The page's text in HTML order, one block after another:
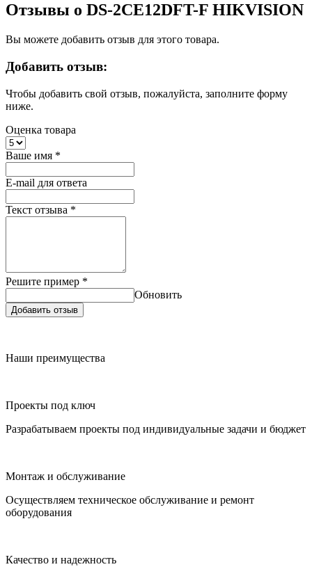
Отзывы о DS-2CE12DFT-F HIKVISION
Вы можете добавить отзыв для этого товара.
Добавить отзыв:
Чтобы добавить свой отзыв, пожалуйста, заполните форму
ниже.
Оценка товара
Ваше имя *
E-mail для ответа
Текст отзыва *
Решите пример *
Обновить
Добавить отзыв
Наши преимущества
Проекты под ключ
Разрабатываем проекты под индивидуальные задачи и бюджет
Монтаж и обслуживание
Осуществляем техническое обслуживание и ремонт
оборудования
Качество и надежность